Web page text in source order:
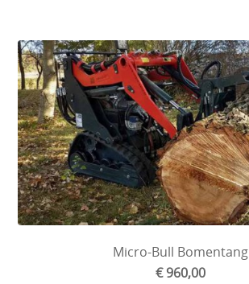
Micro-Bull Bomentang
€ 960,00